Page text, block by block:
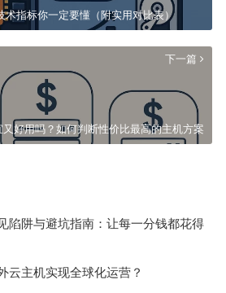
术指标你一定要懂（附实用对比表）
下一篇
好用吗？如何判断性价比最高的主机方案
陷阱与避坑指南：让每一分钱都花得
云主机实现全球化运营？